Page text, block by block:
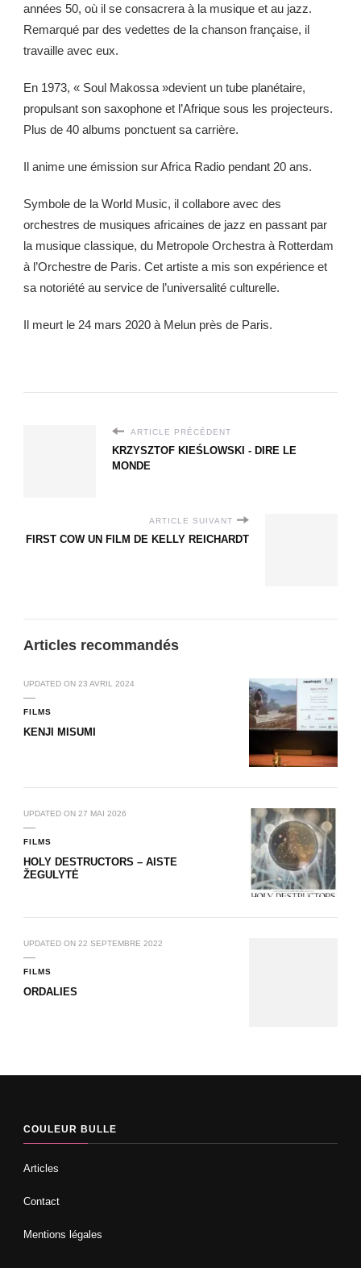
années 50, où il se consacrera à la musique et au jazz.
Remarqué par des vedettes de la chanson française, il
travaille avec eux.
En 1973, « Soul Makossa »devient un tube planétaire,
propulsant son saxophone et l’Afrique sous les projecteurs.
Plus de 40 albums ponctuent sa carrière.
Il anime une émission sur Africa Radio pendant 20 ans.
Symbole de la World Music, il collabore avec des
orchestres de musiques africaines de jazz en passant par
la musique classique, du Metropole Orchestra à Rotterdam
à l’Orchestre de Paris. Cet artiste a mis son expérience et
sa notoriété au service de l’universalité culturelle.
Il meurt le 24 mars 2020 à Melun près de Paris.
ARTICLE PRÉCÉDENT
KRZYSZTOF KIEŚLOWSKI - DIRE LE
MONDE
ARTICLE SUIVANT
FIRST COW UN FILM DE KELLY REICHARDT
Articles recommandés
UPDATED ON 23 AVRIL 2024
FILMS
KENJI MISUMI
UPDATED ON 27 MAI 2026
FILMS
HOLY DESTRUCTORS – AISTE
ŽEGULYTĖ
UPDATED ON 22 SEPTEMBRE 2022
FILMS
ORDALIES
COULEUR BULLE
Articles
Contact
Mentions légales